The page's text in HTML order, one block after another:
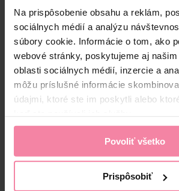
Na prispôsobenie obsahu a reklám,
sociálnych médií a analýzu
súbory cookie. Informácie o tom, ako
webové stránky, poskytujeme aj
oblasti sociálnych médií, inzercie a
môžu príslušné informácie
údajmi, ktoré ste im poskytli alebo
Povoliť všetko
Prispôsobiť
Bezpečnosť a
Zloženie
High-contrast mode
Alternatívne produkty